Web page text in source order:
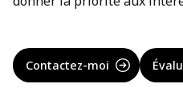
Contactez-moi